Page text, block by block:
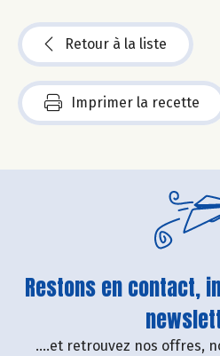
Retour à la liste
Imprimer la recette
Restons en contact,
....et retrouvez nos offres,